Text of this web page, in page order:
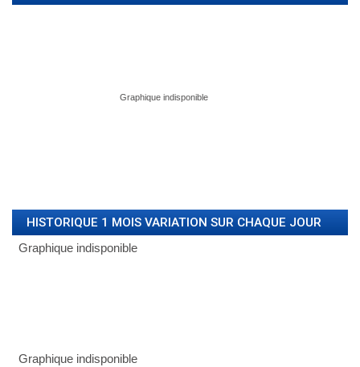
HISTORIQUE 1 MOIS VARIATION SUR CHAQUE JOUR